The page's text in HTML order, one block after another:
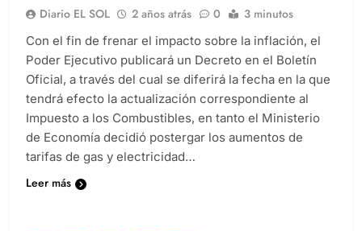
Diario EL SOL 2 años atrás 0 3 minutos
Con el fin de frenar el impacto sobre la inflación, el
Poder Ejecutivo publicará un Decreto en el Boletín
Oficial, a través del cual se diferirá la fecha en la que
tendrá efecto la actualización correspondiente al
Impuesto a los Combustibles, en tanto el Ministerio
de Economía decidió postergar los aumentos de
tarifas de gas y electricidad…
Leer más